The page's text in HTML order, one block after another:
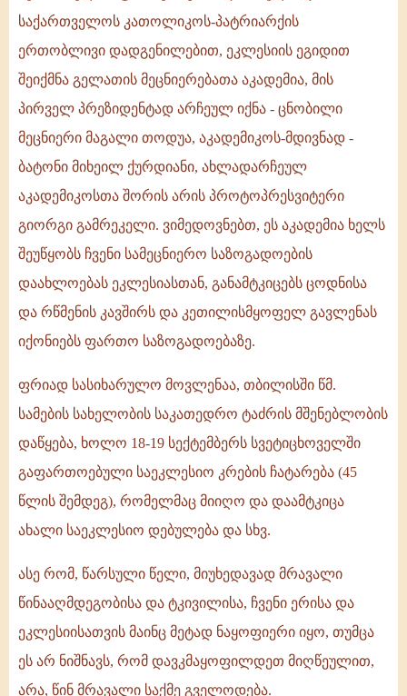
საქართველოს კათოლიკოს-პატრიარქის
ერთობლივი დადგენილებით, ეკლესიის ეგიდით
შეიქმნა გელათის მეცნიერებათა აკადემია, მის
პირველ პრეზიდენტად არჩეულ იქნა - ცნობილი
მეცნიერი მაგალი თოდუა, აკადემიკოს-მდივნად -
ბატონი მიხეილ ქურდიანი, ახლადარჩეულ
აკადემიკოსთა შორის არის პროტოპრესვიტერი
გიორგი გამრეკელი. ვიმედოვნებთ, ეს აკადემია ხელს
შეუწყობს ჩვენი სამეცნიერო საზოგადოების
დაახლოებას ეკლესიასთან, განამტკიცებს ცოდნისა
და რწმენის კავშირს და კეთილისმყოფელ გავლენას
იქონიებს ფართო საზოგადოებაზე.
ფრიად სასიხარულო მოვლენაა, თბილისში წმ.
სამების სახელობის საკათედრო ტაძრის მშენებლობის
დაწყება, ხოლო 18-19 სექტემბერს სვეტიცხოველში
გაფართოებული საეკლესიო კრების ჩატარება (45
წლის შემდეგ), რომელმაც მიიღო და დაამტკიცა
ახალი საეკლესიო დებულება და სხვ.
ასე რომ, წარსული წელი, მიუხედავად მრავალი
წინააღმდეგობისა და ტკივილისა, ჩვენი ერისა და
ეკლესიისათვის მაინც მეტად ნაყოფიერი იყო, თუმცა
ეს არ ნიშნავს, რომ დავკმაყოფილდეთ მიღწეულით,
არა, წინ მრავალი საქმე გველოდება.